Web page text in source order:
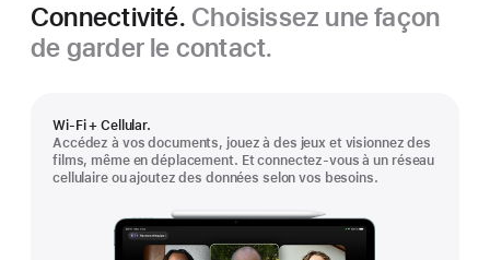
Connectivité. Choisissez une façon
de garder le contact.
Wi-Fi + Cellular.
Accédez à vos documents, jouez à des jeux et visionnez des
films, même en déplacement. Et connectez-vous à un réseau
cellulaire ou ajoutez des données selon vos besoins.